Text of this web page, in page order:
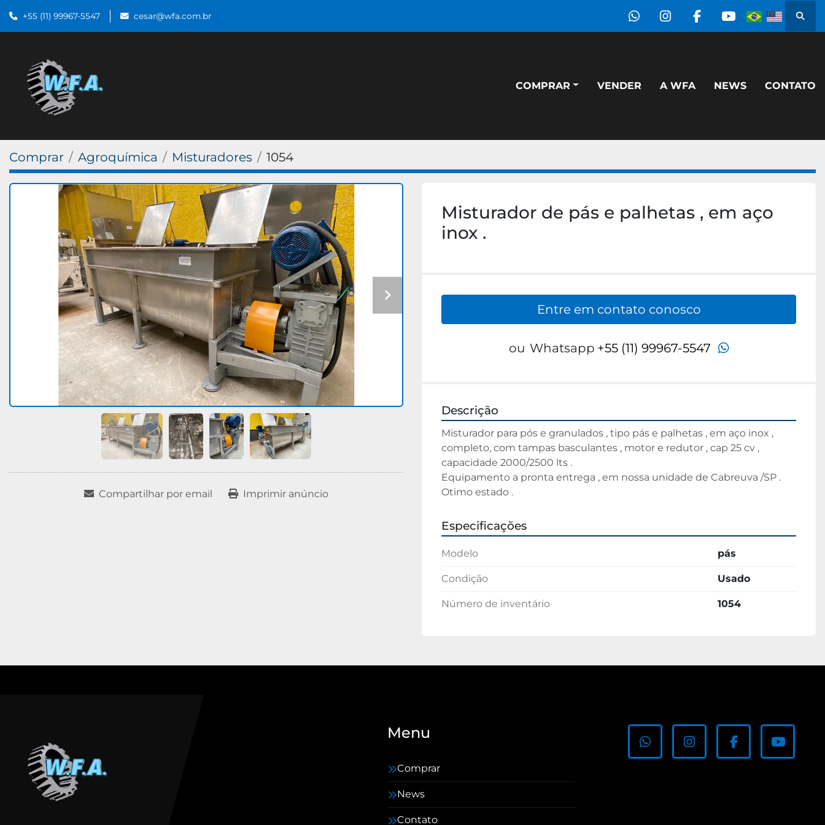
+55 (11) 99967-5547 cesar@wfa.com.br
whatsappinstagram
facebook
youtube
COMPRAR NEWS
VENDER A WFA CONTATO
Comprar Agroquímica Misturadores 1054
Compartilhar por email Imprimir anúncio
Misturador de pás e palhetas , em aço
inox .
Entre em contato conosco
ou Whatsapp +55 (11) 99967-5547 whatsapp
Descrição
Misturador para pós e granulados , tipo pás e palhetas , em aço inox ,
completo, com tampas basculantes , motor e redutor , cap 25 cv ,
capacidade 2000/2500 lts .
Equipamento a pronta entrega , em nossa unidade de Cabreuva /SP .
Otimo estado .
Especificações
Modelo pás
Condição Usado
Número de inventário 1054
Menu
Comprar
News
Contato
whatsappinstagramfacebook